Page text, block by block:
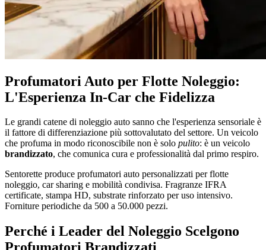
Profumatori Auto per Flotte Noleggio:
L'Esperienza In-Car che Fidelizza
Le grandi catene di noleggio auto sanno che l'esperienza sensoriale è
il fattore di differenziazione più sottovalutato del settore. Un veicolo
che profuma in modo riconoscibile non è solo pulito: è un veicolo
brandizzato, che comunica cura e professionalità dal primo respiro.
Sentorette produce profumatori auto personalizzati per flotte
noleggio, car sharing e mobilità condivisa. Fragranze IFRA
certificate, stampa HD, substrate rinforzato per uso intensivo.
Forniture periodiche da 500 a 50.000 pezzi.
Perché i Leader del Noleggio Scelgono